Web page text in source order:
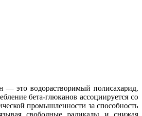
— это водорастворимый полисахарид,
бета-глюканов ассоциируется со
промышленности за способность